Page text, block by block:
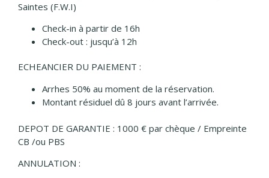
Saintes (F.W.I)
Check-in à partir de 16h
Check-out : jusqu’à 12h
ECHEANCIER DU PAIEMENT :
Arrhes 50% au moment de la réservation.
Montant résiduel dû 8 jours avant l’arrivée.
DEPOT DE GARANTIE : 1000 € par chèque / Empreinte
CB /ou PBS
ANNULATION :